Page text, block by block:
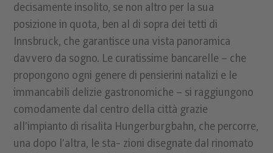
decisamente insolito, se non altro per la sua
posizione in quota, ben al di sopra dei tetti di
Innsbruck, che garantisce una vista panoramica
davvero da sogno. Le curatissime bancarelle – che
propongono ogni genere di pensierini natalizi e le
immancabili delizie gastronomiche – si raggiungono
comodamente dal centro della città grazie
all’impianto di risalita Hungerburgbahn, che percorre,
una dopo l’altra, le sta- zioni disegnate dal rinomato